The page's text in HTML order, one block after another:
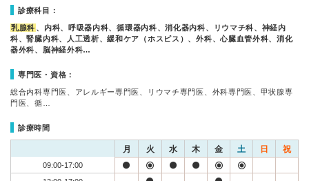
診療科目：
乳腺科 、内科、呼吸器内科、循環器内科、消化器内科、リウマチ科、神経内
科、腎臓内科、人工透析、緩和ケア（ホスピス）、外科、心臓血管外科、消化
器外科、脳神経外科…
専門医・資格：
総合内科専門医、アレルギー専門医、リウマチ専門医、外科専門医、甲状腺専
門医、循…
診療時間
月 火 水 木 金 土 日 祝
09:00-17:00